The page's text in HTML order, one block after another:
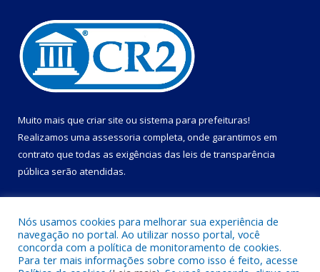
Muito mais que criar site ou sistema para prefeituras!
Realizamos uma assessoria completa, onde garantimos em
contrato que todas as exigências das leis de transparência
pública serão atendidas.
Nós usamos cookies para melhorar sua experiência de
navegação no portal. Ao utilizar nosso portal, você
concorda com a política de monitoramento de cookies.
Para ter mais informações sobre como isso é feito, acesse